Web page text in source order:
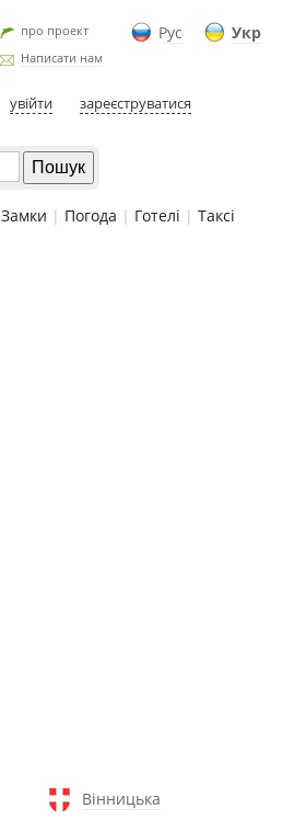
Рус Укр
про проект
Написати нам
увійти зареєструватися
Замки | Погода | Готелі | Таксі
Вінницька